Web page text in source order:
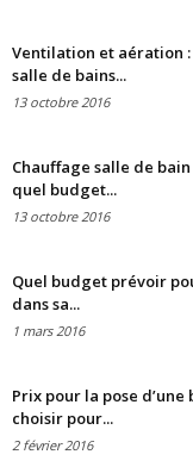
Ventilation et aération
salle de bains...
13 octobre 2016
Chauffage salle de
quel budget...
13 octobre 2016
Quel budget prévoir
dans sa...
1 mars 2016
Prix pour la pose
choisir pour...
2 février 2016